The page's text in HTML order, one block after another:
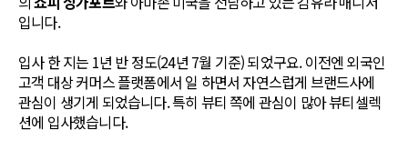
입니다.
입사 한 지는 1년 반 정도(24년 7월 기준) 되었구요. 이전엔 외국인
고객 대상 커머스 플랫폼에서 일 하면서 자연스럽게 브랜드사에
관심이 생기게 되었습니다. 특히 뷰티 쪽에 관심이 많아 뷰티셀렉
션에 입사했습니다.